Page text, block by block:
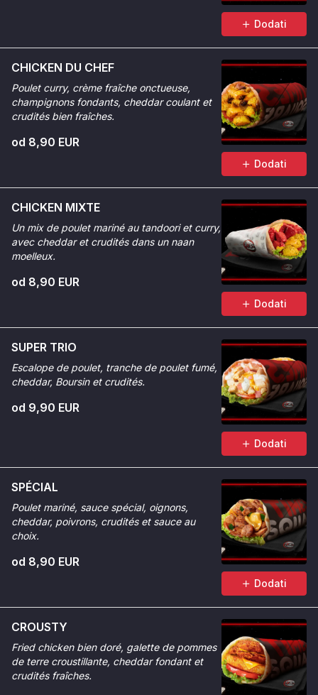
Dodati
CHICKEN DU CHEF
Poulet curry, crème fraîche onctueuse,
champignons fondants, cheddar coulant et
crudités bien fraîches.
od 8,90 EUR
Dodati
CHICKEN MIXTE
Un mix de poulet mariné au tandoori et curry,
avec cheddar et crudités dans un naan
moelleux.
od 8,90 EUR
Dodati
SUPER TRIO
Escalope de poulet, tranche de poulet fumé,
cheddar, Boursin et crudités.
od 9,90 EUR
Dodati
SPÉCIAL
Poulet mariné, sauce spécial, oignons,
cheddar, poivrons, crudités et sauce au
choix.
od 8,90 EUR
Dodati
CROUSTY
Fried chicken bien doré, galette de pommes
de terre croustillante, cheddar fondant et
crudités fraîches.